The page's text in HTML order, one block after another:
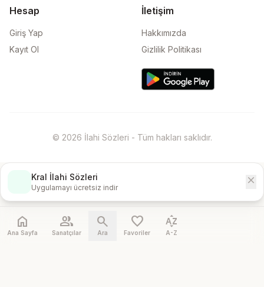
Hesap
Giriş Yap
Kayıt Ol
İletişim
Hakkımızda
Gizlilik Politikası
© 2026 İlahi Sözleri - Tüm hakları saklıdır.
Kral İlahi Sözleri
Uygulamayı ücretsiz indir
close
home
Ana Sayfa
people
Sanatçılar
search
Ara
favorite
Favoriler
sort_by_alpha
A-Z